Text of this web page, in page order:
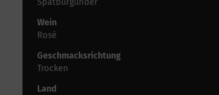
Wein
Rosé
Geschmacksrichtung
Trocken
Land